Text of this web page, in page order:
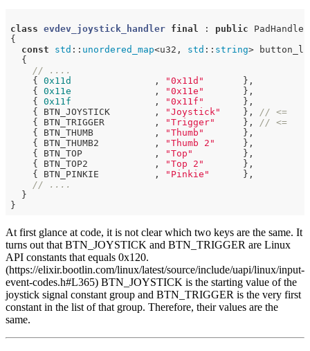
class evdev_joystick_handler final : public
{
const
std :: unordered_map<u32, std :: string>
  {
// ....
    {
0x11d
               ,
"0x11d"
       },
    {
0x11e
               ,
"0x11e"
       },
    {
0x11f
               ,
"0x11f"
       },
    { BTN_JOYSTICK        ,
"Joystick"
    },
// <=
    { BTN_TRIGGER         ,
"Trigger"
     },
// <=
    { BTN_THUMB           ,
"Thumb"
       },
    { BTN_THUMB2          ,
"Thumb 2"
     },
    { BTN_TOP             ,
"Top"
         },
    { BTN_TOP2            ,
"Top 2"
       },
    { BTN_PINKIE          ,
"Pinkie"
      },
// ....
  }
At first glance at code, it is not clear which two keys are the same. It
turns out that BTN_JOYSTICK and BTN_TRIGGER are Linux
API constants that equals 0x120.
(https://elixir.bootlin.com/linux/latest/source/include/uapi/linux/input-
event-codes.h#L365) BTN_JOYSTICK is the starting value of the
joystick signal constant group and BTN_TRIGGER is the very first
constant in the list of that group. Therefore, their values are the
same.